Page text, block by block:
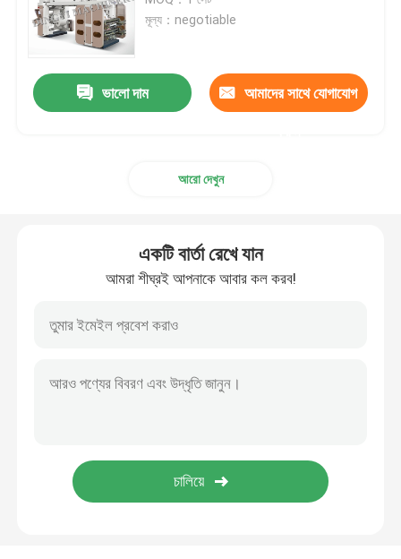
PE ফিল্ম ব্লোয়িং মেশিন
Monolayer ব্লো ফিল্ম মেশিন
সিআই ফ্লেক্সো প্রিন্টিং মেশিন
পলিথিন ব্যাগ তৈরির মেশিন
ব্যাগ অন রোল মেকিং মেশিন
স্লিটিং রিওয়াইন্ডিং মেশিন
মূল্য：negotiable
ভালো দাম আমাদের সাথে যোগাযোগ
আরো দেখুন
একটি বার্তা রেখে যান
আমরা শীঘ্রই আপনাকে আবার কল করব!